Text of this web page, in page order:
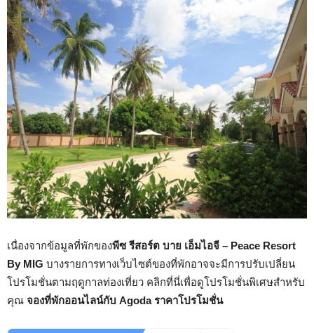
เนื่องจากข้อมูลที่พักของพีซ รีสอร์ต บาย เอ็มไอจี – Peace Resort
By MIG บางรายการทางเว็บไซต์ของที่พักอาจจะมีการปรับเปลี่ยน
โปรโมชั่นตามฤดูกาลท่องเที่ยว คลิกที่นี่เพื่อดูโปรโมชั่นพิเศษสำหรับ
คุณ จองที่พักออนไลน์กับ Agoda ราคาโปรโมชั่น